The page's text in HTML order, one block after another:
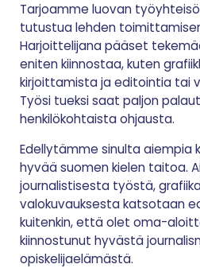
Tarjoamme luovan
tutustua lehden toimittamisen
Harjoittelijana pääset
eniten kiinnostaa, kuten
kirjoittamista ja editointia tai
Työsi tueksi saat paljon
henkilökohtaista ohjausta.
Edellytämme sinulta aiempia
hyvää suomen kielen taitoa.
journalistisesta työstä,
valokuvauksesta katsotaan
kuitenkin, että olet oma-
kiinnostunut hyvästä
opiskelijaelämästä.